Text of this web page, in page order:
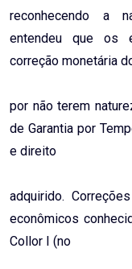
reconhecendo a
entendeu que os
correção monetária
por não terem
de Garantia por
e direito
adquirido.
econômicos
Collor I (no